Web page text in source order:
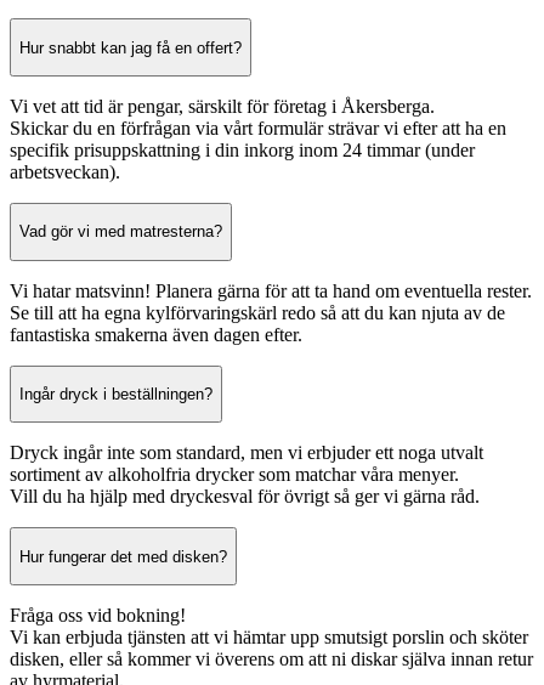
Hur snabbt kan jag få en offert?
Vi vet att tid är pengar, särskilt för företag i Åkersberga.
Skickar du en förfrågan via vårt formulär strävar vi efter att ha en
specifik prisuppskattning i din inkorg inom 24 timmar (under
arbetsveckan).
Vad gör vi med matresterna?
Vi hatar matsvinn! Planera gärna för att ta hand om eventuella rester.
Se till att ha egna kylförvaringskärl redo så att du kan njuta av de
fantastiska smakerna även dagen efter.
Ingår dryck i beställningen?
Dryck ingår inte som standard, men vi erbjuder ett noga utvalt
sortiment av alkoholfria drycker som matchar våra menyer.
Vill du ha hjälp med dryckesval för övrigt så ger vi gärna råd.
Hur fungerar det med disken?
Fråga oss vid bokning!
Vi kan erbjuda tjänsten att vi hämtar upp smutsigt porslin och sköter
disken, eller så kommer vi överens om att ni diskar själva innan retur
av hyrmaterial.